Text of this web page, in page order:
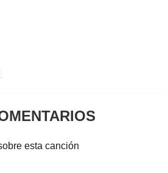
esta canción